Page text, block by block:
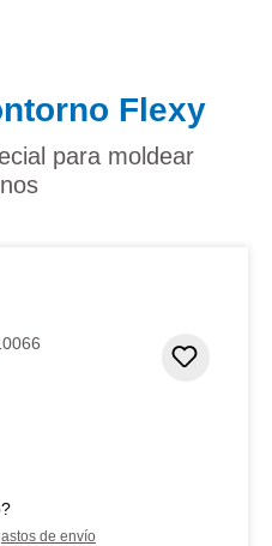
Flexy
para moldear
de envío